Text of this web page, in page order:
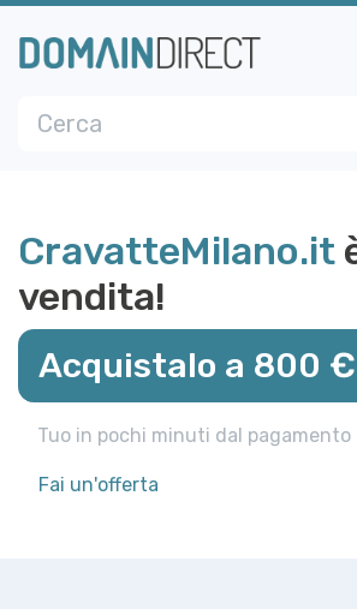
CravatteMilano.it
vendita!
Acquistalo a 800 €
Tuo in pochi minuti dal pagamento
Fai un'offerta